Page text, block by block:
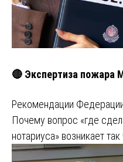
🔴 Экспертиза пожара
Рекомендации
Почему вопрос «где
нотариуса» возникает так